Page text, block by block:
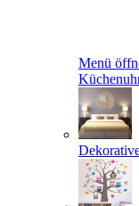
Menü